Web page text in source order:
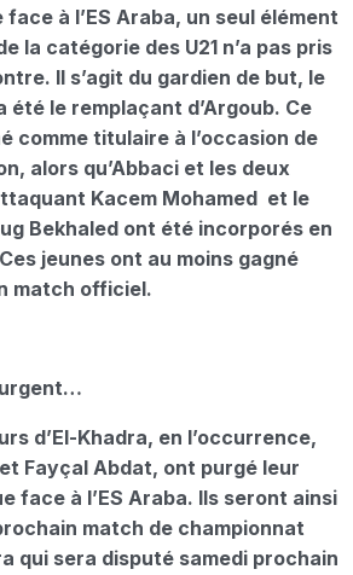
à l’ES Araba, un seul élément
la catégorie des U21 n’a pas pris
Il s’agit du gardien de but, le
été le remplaçant d’Argoub. Ce
comme titulaire à l’occasion de
alors qu’Abbaci et les deux
Kacem Mohamed et le
Bekhaled ont été incorporés en
jeunes ont au moins gagné
match officiel.
d’El-Khadra, en l’occurrence,
Fayçal Abdat, ont purgé leur
face à l’ES Araba. Ils seront ainsi
match de championnat
qui sera disputé samedi prochain